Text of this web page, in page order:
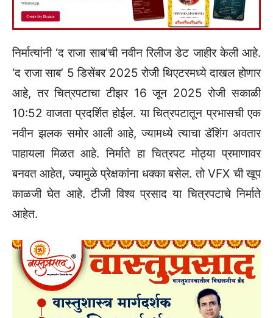
निर्मात्यांनी ‘द राजा साब’ची नवीन रिलीज डेट जाहीर केली आहे.
‘द राजा साब’ 5 डिसेंबर 2025 रोजी थिएटरमध्ये दाखल होणार
आहे, तर चित्रपटाचा टीझर 16 जून 2025 रोजी सकाळी
10:52 वाजता प्रदर्शित होईल. या चित्रपटातून प्रभासची एक
नवीन झलक समोर आली आहे, ज्यामध्ये त्याचा डॅशिंग अवतार
पाहायला मिळत आहे. निर्माते हा चित्रपट मोठ्या प्रमाणावर
बनवत आहेत, ज्यामुळे प्रेक्षकांना धक्का बसेल. तो VFX ची खूप
काळजी घेत आहे. टीजी विश्व प्रसाद या चित्रपटाचे निर्माते
आहेत.